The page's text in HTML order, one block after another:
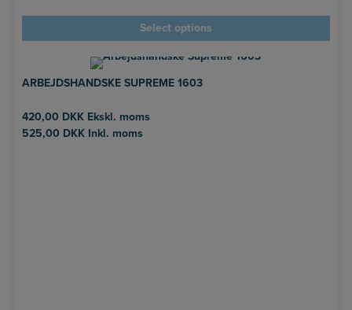
Select options
ARBEJDSHANDSKE SUPREME 1603
420,00 DKKEkskl. moms
525,00 DKKInkl. moms